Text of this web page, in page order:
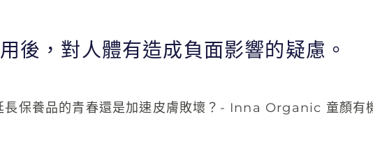
後，對人體有造成負面影響的疑慮。